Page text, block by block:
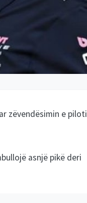
zëvendësimin e
asnjë pikë deri